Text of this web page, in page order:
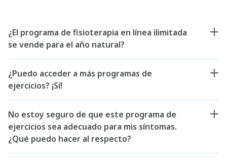
¿El programa de fisioterapia en línea ilimitada
se vende para el año natural?
¿Puedo acceder a más programas de
ejercicios? ¡Sí!
No estoy seguro de que este programa de
ejercicios sea adecuado para mis síntomas.
¿Qué puedo hacer al respecto?